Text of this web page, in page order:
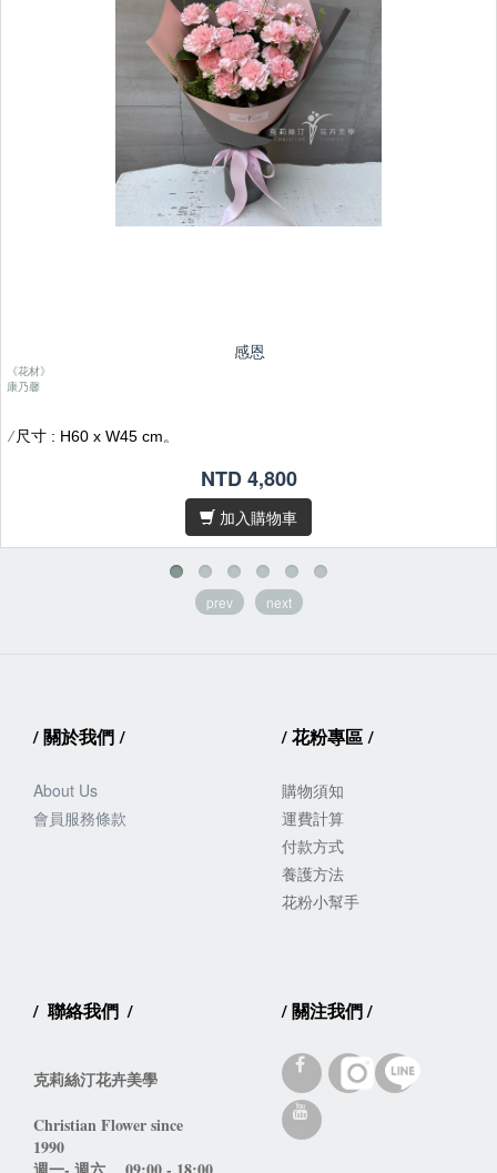
感恩
《花材》
康乃馨
/尺寸 : H60 x W45 cm。
因花材為天然素材，故無法規格化，作品無法與目錄照片完全相同，
/卡片內容字數五十字內，請於
下單後在備註欄位填寫
NTD 4,800
加入購物車
prev next
/關於我們/
About Us
會員服務條款
/花粉專區/
購物須知
運費計算
付款方式
養護方法
花粉小幫手
/ 聯絡我們 /
克莉絲汀花卉美學
Christian Flower since
1990
/關注我們/